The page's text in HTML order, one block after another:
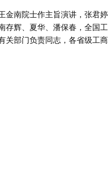
金南院士作主旨演讲，张君
存辉、夏华、潘保春，全国
关部门负责同志，各省级工